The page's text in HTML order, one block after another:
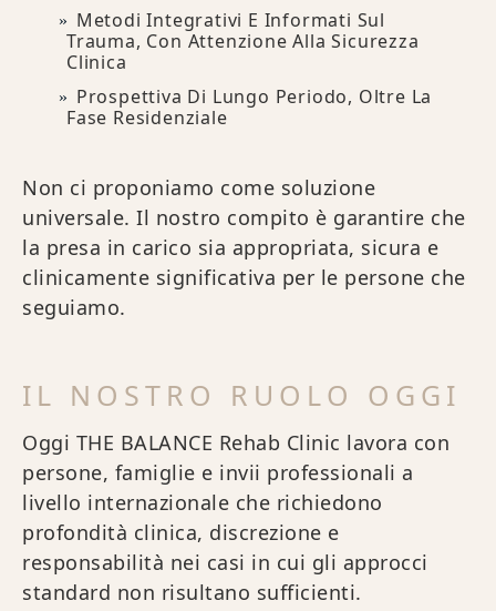
Metodi Integrativi E Informati Sul
Trauma, Con Attenzione Alla Sicurezza
Clinica
Prospettiva Di Lungo Periodo, Oltre La
Fase Residenziale
Non ci proponiamo come soluzione
universale. Il nostro compito è garantire che
la presa in carico sia appropriata, sicura e
clinicamente significativa per le persone che
seguiamo.
IL NOSTRO RUOLO OGGI
Oggi THE BALANCE Rehab Clinic lavora con
persone, famiglie e invii professionali a
livello internazionale che richiedono
profondità clinica, discrezione e
responsabilità nei casi in cui gli approcci
standard non risultano sufficienti.